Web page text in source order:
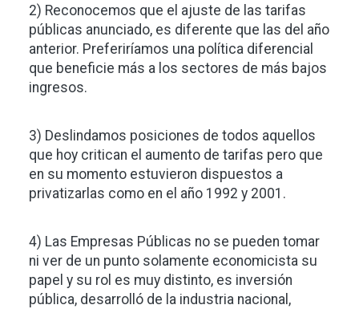
2) Reconocemos que el ajuste de las tarifas
públicas anunciado, es diferente que las del año
anterior. Preferiríamos una política diferencial
que beneficie más a los sectores de más bajos
ingresos.
3) Deslindamos posiciones de todos aquellos
que hoy critican el aumento de tarifas pero que
en su momento estuvieron dispuestos a
privatizarlas como en el año 1992 y 2001.
4) Las Empresas Públicas no se pueden tomar
ni ver de un punto solamente economicista su
papel y su rol es muy distinto, es inversión
pública, desarrolló de la industria nacional,